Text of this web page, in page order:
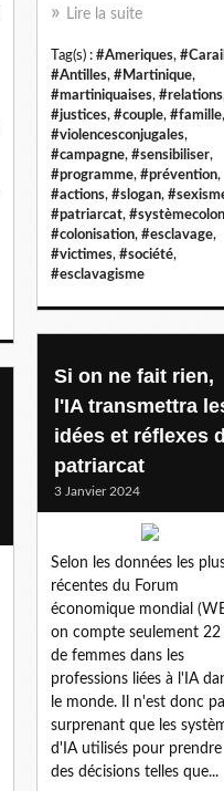
Lire la suite
Tag(s) : #Ameriques,
#Antilles, #Martinique,
#martiniquaises, #relations
#justices, #couple, #famille,
#violencesconjugales,
#campagne, #sensibiliser,
#programme, #prévention,
#actions, #slogan,
#patriarcat,
#colonisation, #esclavage,
#victimes, #société,
#esclavagisme
Si on ne fait rien,
l'IA transmettra
idées et réflexes
patriarcat
3 Janvier 2024
Selon les données les
récentes du Forum
économique mondial
on compte seulement 22
de femmes dans les
professions liées à l'IA
le monde. Il n'est donc
surprenant que les
d'IA utilisés pour prendre
des décisions telles que...